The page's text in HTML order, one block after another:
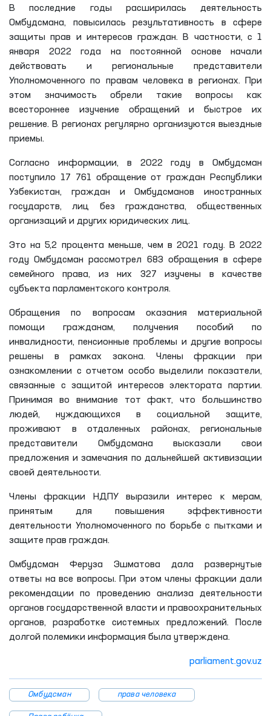
В последние годы расширилась деятельность
Омбудсмана, повысилась результативность в сфере
защиты прав и интересов граждан. В частности, с 1
января 2022 года на постоянной основе начали
действовать и региональные представители
Уполномоченного по правам человека в регионах. При
этом значимость обрели такие вопросы как
всестороннее изучение обращений и быстрое их
решение. В регионах регулярно организуются выездные
приемы.
Согласно информации, в 2022 году в Омбудсман
поступило 17 761 обращение от граждан Республики
Узбекистан, граждан и Омбудсманов иностранных
государств, лиц без гражданства, общественных
организаций и других юридических лиц.
Это на 5,2 процента меньше, чем в 2021 году. В 2022
году Омбудсман рассмотрел 683 обращения в сфере
семейного права, из них 327 изучены в качестве
субъекта парламентского контроля.
Обращения по вопросам оказания материальной
помощи гражданам, получения пособий по
инвалидности, пенсионные проблемы и другие вопросы
решены в рамках закона. Члены фракции при
ознакомлении с отчетом особо выделили показатели,
связанные с защитой интересов электората партии.
Принимая во внимание тот факт, что большинство
людей, нуждающихся в социальной защите,
проживают в отдаленных районах, региональные
представители Омбудсмана высказали свои
предложения и замечания по дальнейшей активизации
своей деятельности.
Члены фракции НДПУ выразили интерес к мерам,
принятым для повышения эффективности
деятельности Уполномоченного по борьбе с пытками и
защите прав граждан.
Омбудсман Феруза Эшматова дала развернутые
ответы на все вопросы. При этом члены фракции дали
рекомендации по проведению анализа деятельности
органов государственной власти и правоохранительных
органов, разработке системных предложений. После
долгой полемики информация была утверждена.
parliament.gov.uz
Омбудсман права человека